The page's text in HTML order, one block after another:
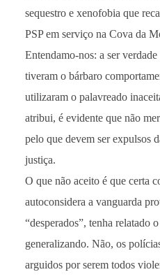
sequestro e xenofobia que
PSP em serviço na Cova da
Entendamo-nos: a ser
tiveram o bárbaro
utilizaram o palavreado
atribui, é evidente que não
pelo que devem ser expulsos
justiça.
O que não aceito é que certa
autoconsidera a vanguarda
“desperados”, tenha relatado
generalizando. Não, os
arguidos por serem todos